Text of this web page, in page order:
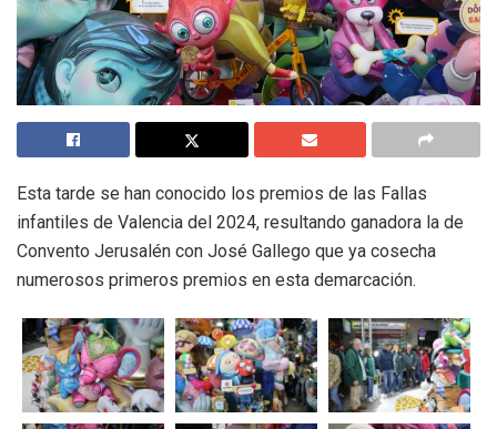
Esta tarde se han conocido los premios de las Fallas
infantiles de Valencia del 2024, resultando ganadora la de
Convento Jerusalén con José Gallego que ya cosecha
numerosos primeros premios en esta demarcación.